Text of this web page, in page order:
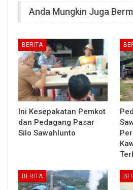
Anda Mungkin Juga
BERITA
Ini Kesepakatan Pemkot
dan Pedagang Pasar
Silo Sawahlunto
BERITA